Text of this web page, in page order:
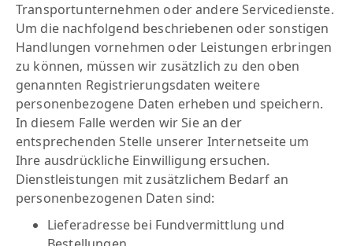
Transportunternehmen oder andere Servicedienste.
Um die nachfolgend beschriebenen oder sonstigen
Handlungen vornehmen oder Leistungen erbringen
zu können, müssen wir zusätzlich zu den oben
genannten Registrierungsdaten weitere
personenbezogene Daten erheben und speichern.
In diesem Falle werden wir Sie an der
entsprechenden Stelle unserer Internetseite um
Ihre ausdrückliche Einwilligung ersuchen.
Dienstleistungen mit zusätzlichem Bedarf an
personenbezogenen Daten sind:
Lieferadresse bei Fundvermittlung und